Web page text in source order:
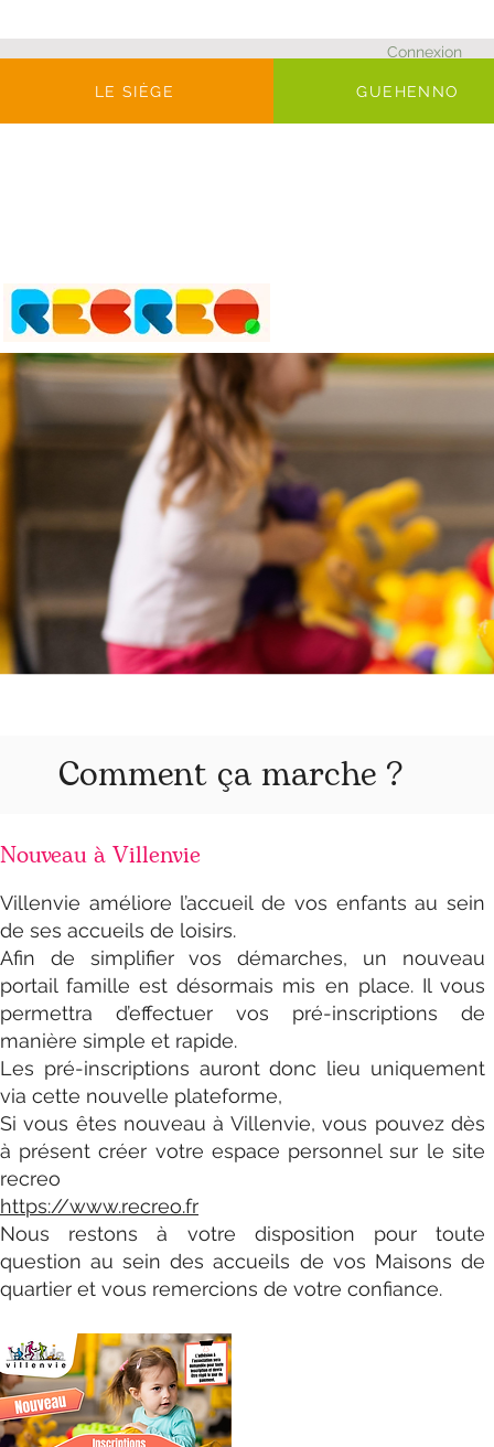
Connexion
LE SIÈGE GUEHENNO
Comment ça marche ?
Villenvie améliore l’accueil de vos enfants au sein
de ses accueils de loisirs.
Afin de simplifier vos démarches, un nouveau
portail famille est désormais mis en place. Il vous
permettra d’effectuer vos pré-inscriptions de
manière simple et rapide.
Les pré-inscriptions auront donc lieu uniquement
via cette nouvelle plateforme,
Si vous êtes nouveau à Villenvie, vous pouvez dès
à présent créer votre espace personnel sur le site
recreo
https://www.recreo.fr
Nous restons à votre disposition pour toute
question au sein des accueils de vos Maisons de
quartier et vous remercions de votre confiance.
Nouveau à Villenvie